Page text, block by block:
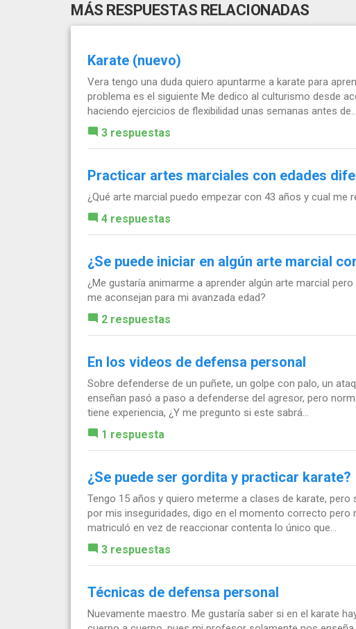
MÁS RESPUESTAS RELACIONADAS
Karate (nuevo)
Vera tengo una duda quiero apuntarme a karate para
problema es el siguiente Me dedico al culturismo desde
haciendo ejercicios de flexibilidad unas semanas antes de...
3 respuestas
Practicar artes marciales con edades
¿Qué arte marcial puedo empezar con 43 años y cual me
4 respuestas
¿Se puede iniciar en algún arte marcial
¿Me gustaría animarme a aprender algún arte marcial
me aconsejan para mi avanzada edad?
2 respuestas
En los videos de defensa personal
Sobre defenderse de un puñete, un golpe con palo, un
enseñan pasó a paso a defenderse del agresor, pero
tiene experiencia, ¿Y me pregunto si este sabrá...
1 respuesta
¿Se puede ser gordita y practicar karate?
Tengo 15 años y quiero meterme a clases de karate,
por mis inseguridades, digo en el momento correcto pero
matriculó en vez de reaccionar contenta lo único que...
3 respuestas
Técnicas de defensa personal
Nuevamente maestro. Me gustaría saber si en el karate